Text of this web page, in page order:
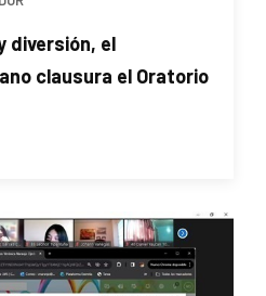
diversión, el
clausura el Oratorio